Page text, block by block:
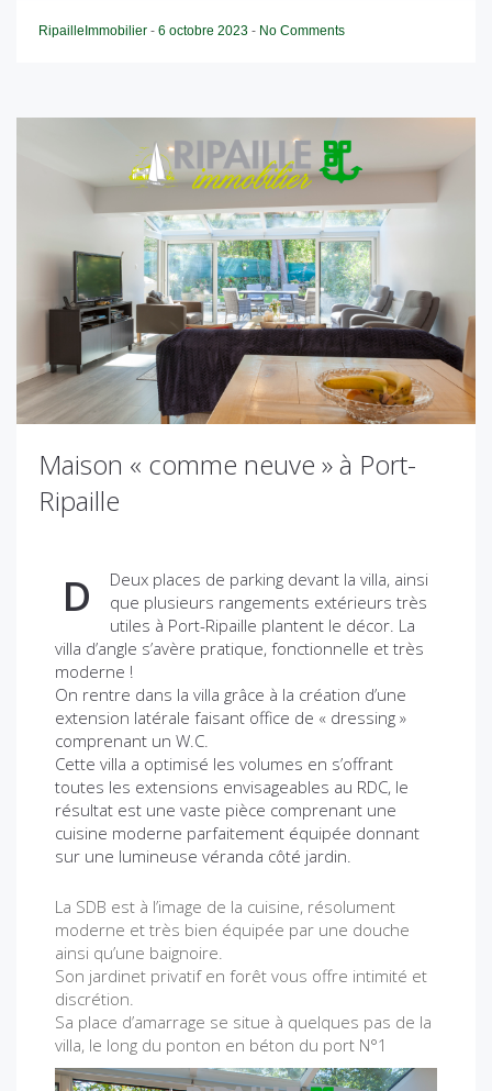
RipailleImmobilier - 6 octobre 2023 - No Comments
Maison « comme neuve » à Port-
Ripaille
D
Deux places de parking devant la villa, ainsi
que plusieurs rangements extérieurs très
utiles à Port-Ripaille plantent le décor. La
villa d’angle s’avère pratique, fonctionnelle et très
moderne !
On rentre dans la villa grâce à la création d’une
extension latérale faisant office de « dressing »
comprenant un W.C.
Cette villa a optimisé les volumes en s’offrant
toutes les extensions envisageables au RDC, le
résultat est une vaste pièce comprenant une
cuisine moderne parfaitement équipée donnant
sur une lumineuse véranda côté jardin.
La SDB est à l’image de la cuisine, résolument
moderne et très bien équipée par une douche
ainsi qu’une baignoire.
Son jardinet privatif en forêt vous offre intimité et
discrétion.
Sa place d’amarrage se situe à quelques pas de la
villa, le long du ponton en béton du port N°1
P